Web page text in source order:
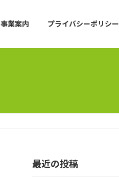
事業案内 プライバシーポリシー
最近の投稿